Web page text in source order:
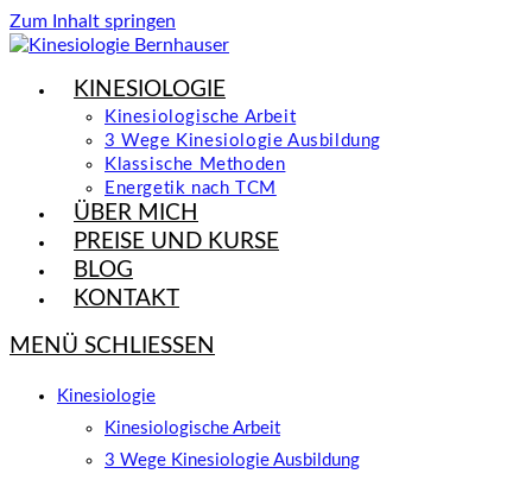
Zum Inhalt springen
KINESIOLOGIE
Kinesiologische Arbeit
3 Wege Kinesiologie Ausbildung
Klassische Methoden
Energetik nach TCM
ÜBER MICH
PREISE UND KURSE
BLOG
KONTAKT
MENÜ SCHLIESSEN
Kinesiologie
Kinesiologische Arbeit
3 Wege Kinesiologie Ausbildung